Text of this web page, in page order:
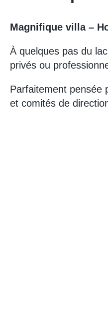
Magnifique villa –
À quelques pas du
privés ou
Parfaitement pensée
et comités de